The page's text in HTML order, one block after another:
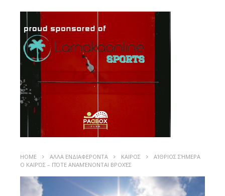
HOME ΑΛΛΑ ΕΝΔΙΑΦΕΡΟΝΤΑ ΚΑΙΡΟΣ
ΑΊΘΡΙΟΣ ΣΉΜΕΡΑ
Ο ΚΑΙΡΌΣ – ΠΌΤΕ ΑΝΑΜΈΝΟΝΤΑΙ ΒΡΟΧΈΣ